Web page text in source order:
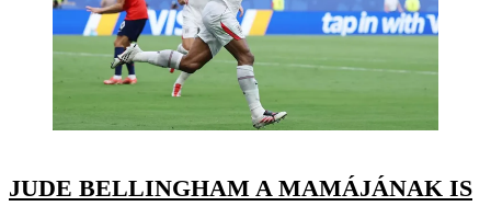
JUDE BELLINGHAM A MAMÁJÁNAK IS